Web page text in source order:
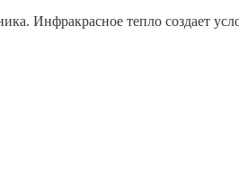
Инфракрасное тепло создает